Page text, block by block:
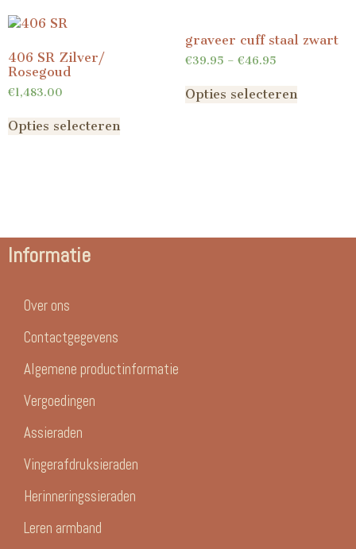
406 SR Zilver/
Rosegoud
€1,483.00
Opties selecteren
graveer cuff staal zwart
€39.95 – €46.95
Opties selecteren
Informatie
Over ons
Contactgegevens
Algemene productinformatie
Vergoedingen
Assieraden
Vingerafdruksieraden
Herinneringssieraden
Leren armband